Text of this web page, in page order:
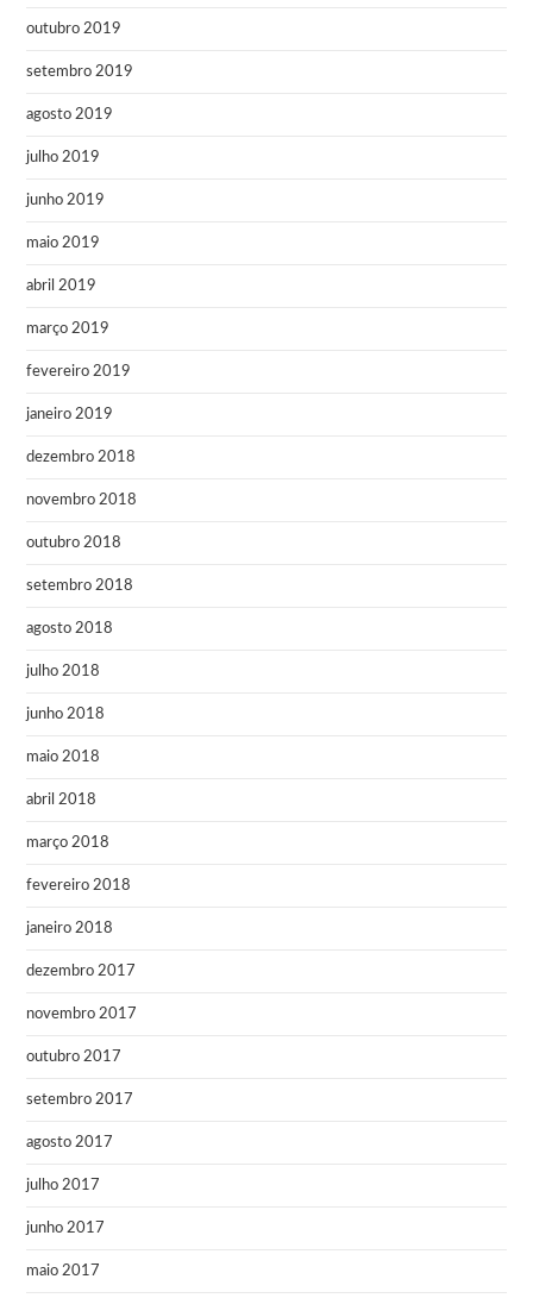
outubro 2019
setembro 2019
agosto 2019
julho 2019
junho 2019
maio 2019
abril 2019
março 2019
fevereiro 2019
janeiro 2019
dezembro 2018
novembro 2018
outubro 2018
setembro 2018
agosto 2018
julho 2018
junho 2018
maio 2018
abril 2018
março 2018
fevereiro 2018
janeiro 2018
dezembro 2017
novembro 2017
outubro 2017
setembro 2017
agosto 2017
julho 2017
junho 2017
maio 2017